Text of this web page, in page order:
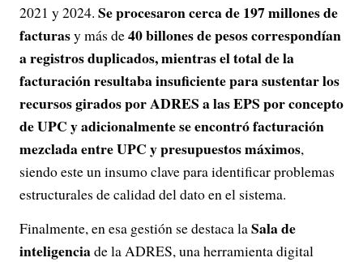
2021 y 2024. Se procesaron cerca de 197 millones de
facturasy más de40 billones de pesos correspondían
a registros duplicados, mientras el total de la
facturación resultaba insuficiente para sustentar los
recursos girados por ADRES a las EPS por concepto
de UPC y adicionalmente se encontró facturación
mezclada entre UPC y presupuestos máximos,
siendo este un insumo clave para identificar problemas
estructurales de calidad del dato en el sistema.
Finalmente, en esa gestión se destaca laSala de
inteligenciade la ADRES, una herramienta digital